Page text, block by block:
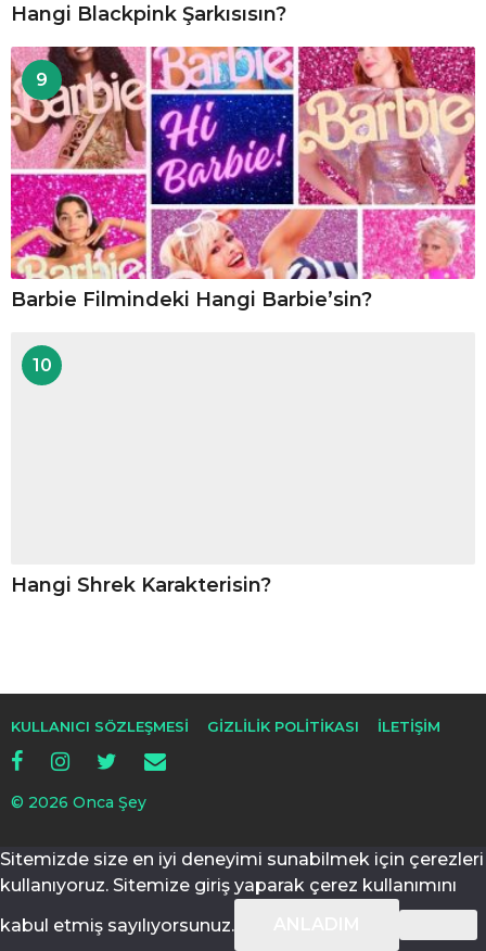
Hangi Blackpink Şarkısısın?
9
Barbie Filmindeki Hangi Barbie’sin?
10
Hangi Shrek Karakterisin?
KULLANICI SÖZLEŞMESI GIZLILIK POLITIKASI İLETIŞIM
© 2026 Onca Şey
Sitemizde size en iyi deneyimi sunabilmek için çerezleri
kullanıyoruz. Sitemize giriş yaparak çerez kullanımını
kabul etmiş sayılıyorsunuz.